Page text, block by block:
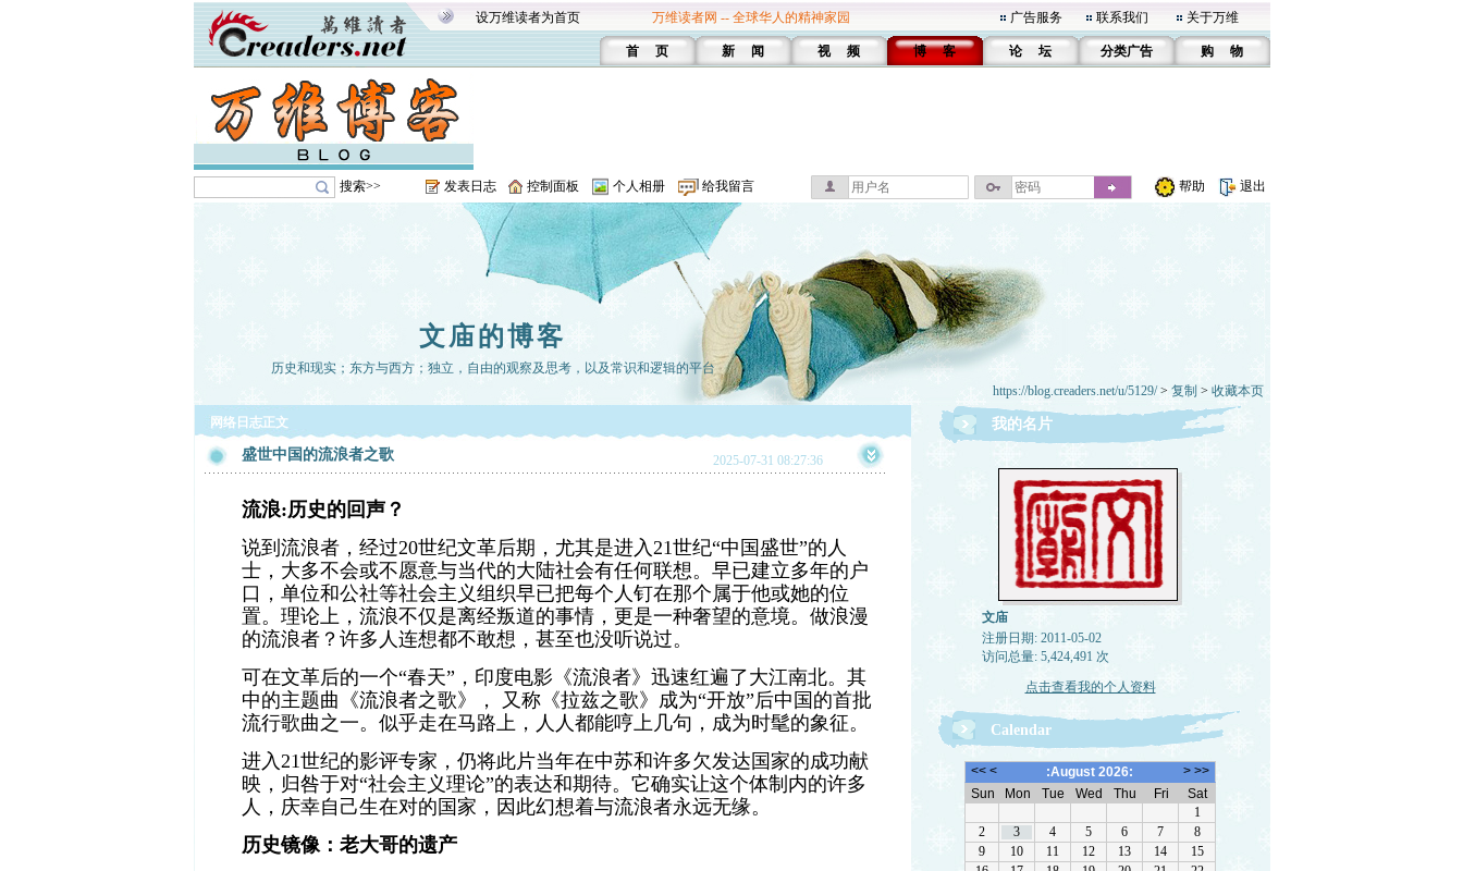
设万维读者为首页 万维读者网 -- 全球华人的精神家园 广告服务 联系我们 关于万维
首 页 新 闻 视 频 博 客 论 坛 分类广告 购 物
搜索>> 发表日志 控制面板 个人相册 给我留言 帮助 退出
文庙的博客
历史和现实；东方与西方；独立，自由的观察及思考，以及常识和逻辑的平台
https://blog.creaders.net/u/5129/> 复制 > 收藏本页
网络日志正文
盛世中国的流浪者之歌 2025-07-31 08:27:36
流浪:历史的回声？
说到流浪者，经过20世纪文革后期，尤其是进入21世纪“中国盛世”的人
士，大多不会或不愿意与当代的大陆社会有任何联想。早已建立多年的户
口，单位和公社等社会主义组织早已把每个人钉在那个属于他或她的位
置。理论上，流浪不仅是离经叛道的事情，更是一种奢望的意境。做浪漫
的流浪者？许多人连想都不敢想，甚至也没听说过。
可在文革后的一个“春天”， 印度电影《流浪者》迅速红遍了大江南北。其
中的主题曲《流浪者之歌》， 又称《拉兹之歌》成为“开放”后中国的首批
流行歌曲之一。似乎走在马路上，人人都能哼上几句，成为时髦的象征。
进入21世纪的影评专家，仍将此片当年在中苏和许多欠发达国家的成功献
映，归咎于对“社会主义理论”的表达和期待。它确实让这个体制内的许多
人，庆幸自己生在对的国家，因此幻想着与流浪者永远无缘。
历史镜像：老大哥的遗产
我的名片
文庙
注册日期: 2011-05-02
访问总量: 5,424,491 次
点击查看我的个人资料
Calendar